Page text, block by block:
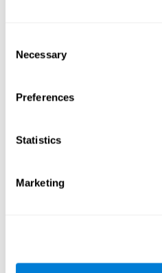
Selection
Necessary
Preferences
Statistics
Marketing
력을 나타냅니다. 우리의 뇌는 상
는 인지 능력을 유용한 것으로 해
능력과 관련된 연결을 구체적으로
발생하면 공부를 위한 더 나은 인
이러한 이유로 CogniFit은 이러한
로 자극하기 위해 시험 준비를위
CogniFit 사용의
선호하는 일련의 특성을 갖는 것